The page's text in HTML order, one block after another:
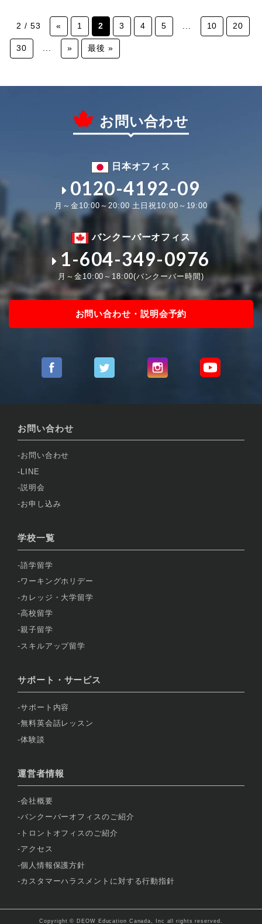
2 / 53 « 1 2 3 4 5 10 20
30 » 最後 »
お問い合わせ
日本オフィス
0120-4192-09
月～金10:00～20:00 土日祝10:00～19:00
バンクーバーオフィス
1-604-349-0976
月～金10:00～18:00(バンクーバー時間)
お問い合わせ・説明会予約
お問い合わせ
お問い合わせ
LINE
説明会
お申し込み
学校一覧
語学留学
ワーキングホリデー
カレッジ・大学留学
高校留学
親子留学
スキルアップ留学
サポート・サービス
サポート内容
無料英会話レッスン
体験談
運営者情報
会社概要
バンクーバーオフィスのご紹介
トロントオフィスのご紹介
アクセス
個人情報保護方針
カスタマーハラスメントに対する行動指針
Copyright © DEOW Education Canada, Inc all rights reserved.